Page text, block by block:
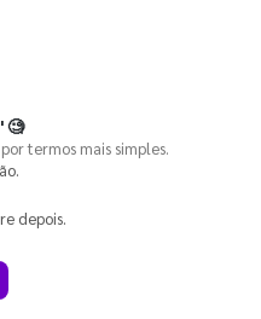
🧐
termos mais simples.
depois.